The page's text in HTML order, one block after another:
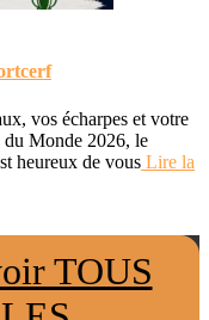
vos écharpes et votre
Monde 2026, le
heureux de vous Lire la
TOUS